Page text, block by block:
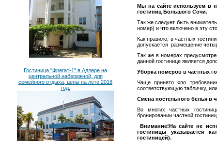
Гостиница "Фрегат-1" в Адлере на
центральной набережной, для
семейного отдыха, цены на лето 2018
год.
Мы на сайте используем в
гостиниц Большого Сочи.
Так же следует быть
номер) и что включено в эту
Как правило, в частных
допускается размещение
Так же в номерах
данной гостинице является
Уборка номеров в частных
Чаще принято «по
соответствующую табличку,
Смена постельного белья в
Во многих частных
бронировании частной
Внимание!На сайте не
гостиницы указывается
гостиницей).